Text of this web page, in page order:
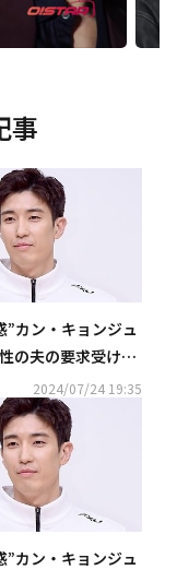
事
”カン・キョンジュ
の夫の要求受け入
結「私の不徳の致す
2024/07/24 19:35
”カン・キョンジュ